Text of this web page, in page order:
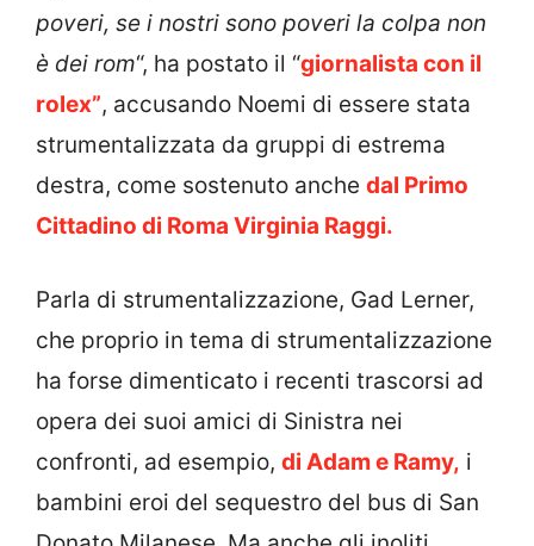
poveri, se i nostri sono poveri la colpa non
è dei rom“, ha postato il “giornalista con il
rolex”, accusando Noemi di essere stata
strumentalizzata da gruppi di estrema
destra, come sostenuto anche dal Primo
Cittadino di Roma Virginia Raggi.
Parla di strumentalizzazione, Gad Lerner,
che proprio in tema di strumentalizzazione
ha forse dimenticato i recenti trascorsi ad
opera dei suoi amici di Sinistra nei
confronti, ad esempio, di Adam e Ramy, i
bambini eroi del sequestro del bus di San